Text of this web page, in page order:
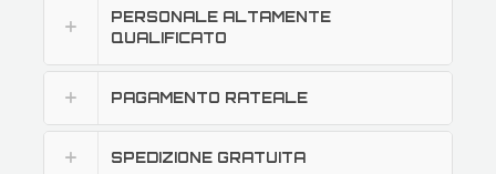
PERSONALE ALTAMENTE
QUALIFICATO
PAGAMENTO RATEALE
SPEDIZIONE GRATUITA